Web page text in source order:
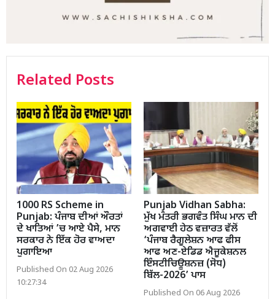
Related Posts
1000 RS Scheme in
Punjab: ਪੰਜਾਬ ਦੀਆਂ ਔਰਤਾਂ
ਦੇ ਖਾਤਿਆਂ ’ਚ ਆਏ ਪੈਸੇ, ਮਾਨ
ਸਰਕਾਰ ਨੇ ਇੱਕ ਹੋਰ ਵਾਅਦਾ
ਪੁਗਾਇਆ
Published On 02 Aug 2026
10:27:34
Punjab Vidhan Sabha:
ਮੁੱਖ ਮੰਤਰੀ ਭਗਵੰਤ ਸਿੰਘ ਮਾਨ ਦੀ
ਅਗਵਾਈ ਹੇਠ ਵਜ਼ਾਰਤ ਵੱਲੋਂ
‘ਪੰਜਾਬ ਰੈਗੂਲੇਸ਼ਨ ਆਫ ਫੀਸ
ਆਫ ਅਣ-ਏਡਿਡ ਐਜੂਕੇਸ਼ਨਲ
ਇੰਸਟੀਚਿਊਸ਼ਨਜ਼ (ਸੋਧ)
ਬਿੱਲ-2026’ ਪਾਸ
Published On 06 Aug 2026